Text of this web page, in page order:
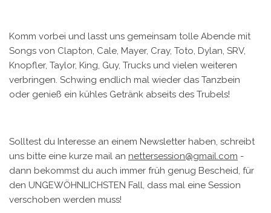
Komm vorbei und lasst uns gemeinsam tolle Abende mit
Songs von Clapton, Cale, Mayer, Cray, Toto, Dylan, SRV,
Knopfler, Taylor, King, Guy, Trucks und vielen weiteren
verbringen. Schwing endlich mal wieder das Tanzbein
oder genieß ein kühles Getränk abseits des Trubels!
Solltest du Interesse an einem Newsletter haben, schreibt
uns bitte eine kurze mail an nettersession@gmail.com -
dann bekommst du auch immer früh genug Bescheid, für
den UNGEWÖHNLICHSTEN Fall, dass mal eine Session
verschoben werden muss!